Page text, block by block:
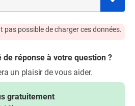
pas possible de charger ces données.
de réponse à votre question ?
un plaisir de vous aider.
gratuitement